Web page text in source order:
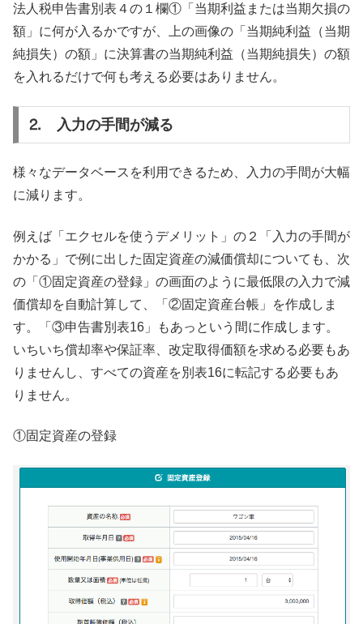
法人税申告書別表４の１欄①「当期利益または当期欠損の
額」に何が入るかですが、上の画像の「当期純利益（当期
純損失）の額」に決算書の当期純利益（当期純損失）の額
を入れるだけで何も考える必要はありません。
⒉ 入力の手間が減る
様々なデータベースを利用できるため、入力の手間が大幅
に減ります。
例えば「エクセルを使うデメリット」の２「入力の手間が
かかる」で例に出した固定資産の減価償却についても、次
の「①固定資産の登録」の画面のように最低限の入力で減
価償却を自動計算して、「②固定資産台帳」を作成しま
す。「③申告書別表16」もあっという間に作成します。
いちいち償却率や保証率、改定取得価額を求める必要もあ
りませんし、すべての資産を別表16に転記する必要もあ
りません。
①固定資産の登録